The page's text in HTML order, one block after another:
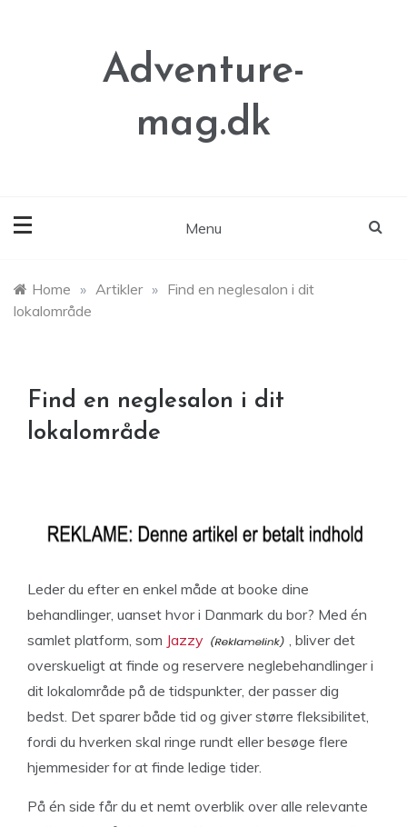
Adventure-
mag.dk
Menu
Home » Artikler » Find en neglesalon i dit
lokalområde
Find en neglesalon i dit
lokalområde
Leder du efter en enkel måde at booke dine
behandlinger, uanset hvor i Danmark du bor? Med én
samlet platform, som Jazzy
, bliver det
overskueligt at finde og reservere neglebehandlinger i
dit lokalområde på de tidspunkter, der passer dig
bedst. Det sparer både tid og giver større fleksibilitet,
fordi du hverken skal ringe rundt eller besøge flere
hjemmesider for at finde ledige tider.
På én side får du et nemt overblik over alle relevante